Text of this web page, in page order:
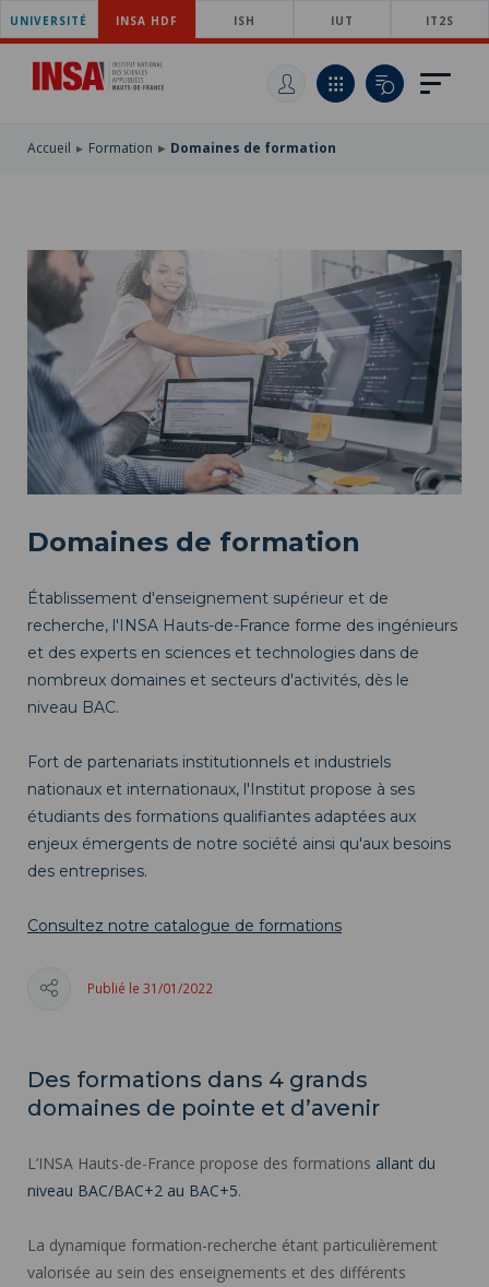
ACCÉDER
AU
MENU
PRINCIPAL
ALLER
CONTENU
ACCÉDER
RECHERCHE
UNIVERSITÉ INSA HDF ISH IUT IT2S
Accueil Formation Domaines de formation
Domaines de formation
Établissement d'enseignement supérieur et de
recherche, l'INSA Hauts-de-France forme des ingénieurs
et des experts en sciences et technologies dans de
nombreux domaines et secteurs d'activités, dès le
niveau BAC.
Fort de partenariats institutionnels et industriels
nationaux et internationaux, l'Institut propose à ses
étudiants des formations qualifiantes adaptées aux
enjeux émergents de notre société ainsi qu'aux besoins
des entreprises.
Consultez notre catalogue de formations
Publié le 31/01/2022
Des formations dans 4 grands
domaines de pointe et d’avenir
L’INSA Hauts-de-France propose des formations allant du
niveau BAC/BAC+2 au BAC+5.
La dynamique formation-recherche étant particulièrement
valorisée au sein des enseignements et des différents